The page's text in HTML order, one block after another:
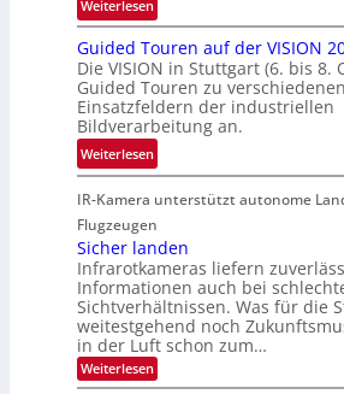
t
t
e
c
h
n
i
k
i
s
c
h
e
n
4
K
-
M
e
m
s
u
n
d
M
e
z
t
e
M
ö
g
l
i
c
h
k
e
i
t
e
Weiterlesen:
R
ü
c
k
k
e
h
d
e
r
i
n
V
I
S
Guided Touren auf der VISION
Die VISION in Stuttgart (6. bis 8.
Guided Touren zu verschiedenen
Einsatzfeldern der industriellen
Bildverarbeitung an.
Weiterlesen:
G
u
i
d
e
d
T
o
u
r
IR-Kamera unterstützt autonome
Flugzeugen
Sicher landen
Infrarotkameras liefern
Informationen auch bei
Sichtverhältnissen. Was für die
weitestgehend noch
in der Luft schon zum…
Weiterlesen:
S